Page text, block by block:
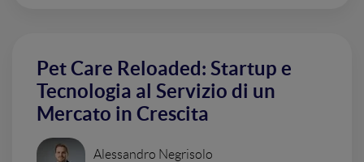
Pet Care Reloaded: Startup e
Tecnologia al Servizio di un
Mercato in Crescita
Alessandro Negrisolo